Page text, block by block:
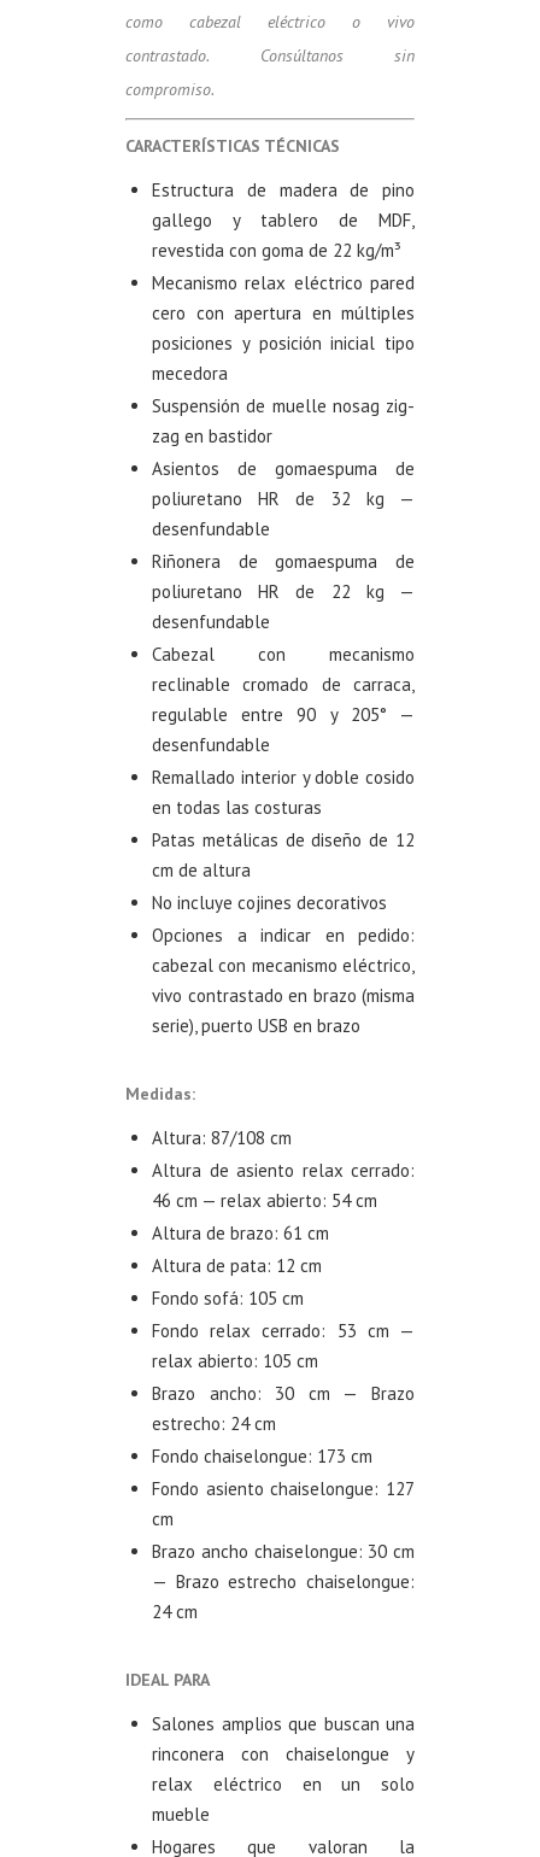
como cabezal eléctrico o vivo
contrastado. Consúltanos sin
compromiso.
CARACTERÍSTICAS TÉCNICAS
Estructura de madera de pino
gallego y tablero de MDF,
revestida con goma de 22 kg/m³
Mecanismo relax eléctrico pared
cero con apertura en múltiples
posiciones y posición inicial tipo
mecedora
Suspensión de muelle nosag zig-
zag en bastidor
Asientos de gomaespuma de
poliuretano HR de 32 kg —
desenfundable
Riñonera de gomaespuma de
poliuretano HR de 22 kg —
desenfundable
Cabezal con mecanismo
reclinable cromado de carraca,
regulable entre 90 y 205° —
desenfundable
Remallado interior y doble cosido
en todas las costuras
Patas metálicas de diseño de 12
cm de altura
No incluye cojines decorativos
Opciones a indicar en pedido:
cabezal con mecanismo eléctrico,
vivo contrastado en brazo (misma
serie), puerto USB en brazo
Medidas:
Altura: 87/108 cm
Altura de asiento relax cerrado:
46 cm — relax abierto: 54 cm
Altura de brazo: 61 cm
Altura de pata: 12 cm
Fondo sofá: 105 cm
Fondo relax cerrado: 53 cm —
relax abierto: 105 cm
Brazo ancho: 30 cm — Brazo
estrecho: 24 cm
Fondo chaiselongue: 173 cm
Fondo asiento chaiselongue: 127
cm
Brazo ancho chaiselongue: 30 cm
— Brazo estrecho chaiselongue:
24 cm
IDEAL PARA
Salones amplios que buscan una
rinconera con chaiselongue y
relax eléctrico en un solo
mueble
Hogares que valoran la